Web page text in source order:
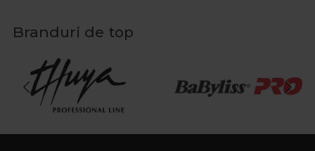
Branduri de top